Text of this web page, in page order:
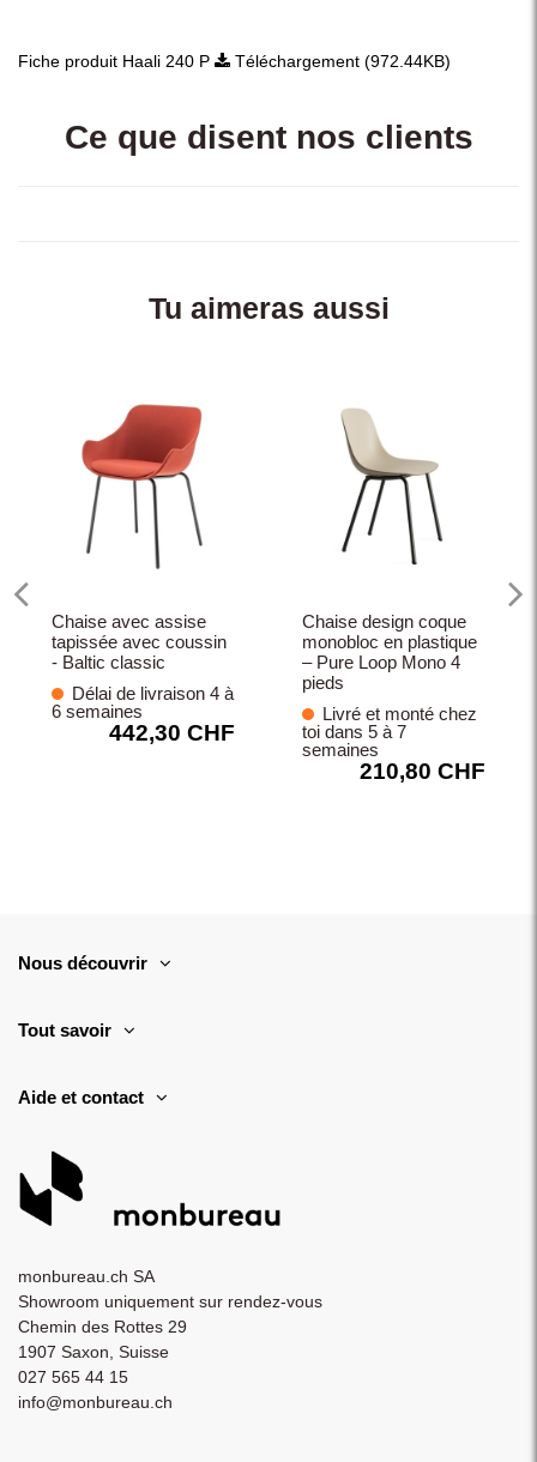
Fiche produit Haali 240 P Téléchargement (972.44KB)
Ce que disent nos clients
Tu aimeras aussi
Chaise avec assise
tapissée avec coussin
- Baltic classic
Délai de livraison 4 à
6 semaines
442,30 CHF
Chaise design coque
monobloc en plastique
– Pure Loop Mono 4
pieds
Livré et monté chez
toi dans 5 à 7
semaines
210,80 CHF
Nous découvrir
Tout savoir
Aide et contact
monbureau.ch SA
Showroom uniquement sur rendez-vous
Chemin des Rottes 29
1907 Saxon, Suisse
027 565 44 15
info@monbureau.ch